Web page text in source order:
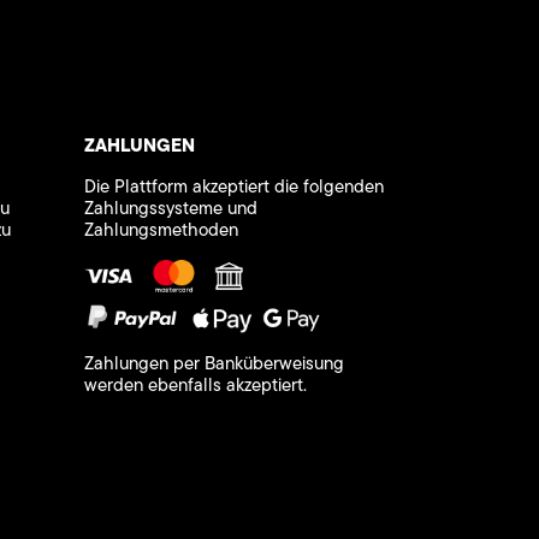
ZAHLUNGEN
Die Plattform akzeptiert die folgenden
Zahlungssysteme und
Zahlungsmethoden
Zahlungen per Banküberweisung
werden ebenfalls akzeptiert.